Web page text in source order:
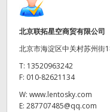
北京联拓星空商贸有限公司
北京市海淀区中关村苏州街
T: 13520963242
F: 010-82621134
W: www.lentosky.com
E: 287707485@qq.com